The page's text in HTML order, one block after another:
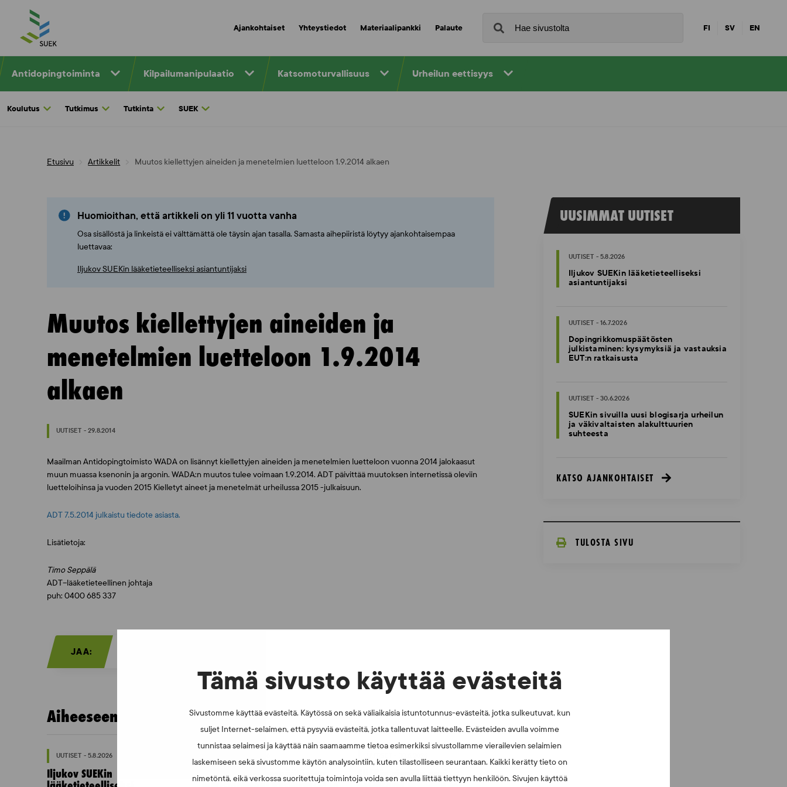
Tämä sivusto käyttää evästeitä
Sivustomme käyttää evästeitä. Käytössä on sekä väliaikaisia istuntotunnus-evästeitä, jotka sulkeutuvat, kun
suljet Internet-selaimen, että pysyviä evästeitä, jotka tallentuvat laitteelle. Evästeiden avulla voimme
tunnistaa selaimesi ja käyttää näin saamaamme tietoa esimerkiksi sivustollamme vierailevien selaimien
laskemiseen sekä sivustomme käytön analysointiin, kuten tilastolliseen seurantaan. Kaikki kerätty tieto on
nimetöntä, eikä verkossa suoritettuja toimintoja voida sen avulla liittää tiettyyn henkilöön. Sivujen käyttöä
content
Ajankohtaiset Yhteystiedot Materiaalipankki Palaute FI SV EN
Antidopingtoiminta Kilpailumanipulaatio Katsomoturvallisuus Urheilun eettisyys
Koulutus Tutkimus Tutkinta SUEK
Etusivu Artikkelit Muutos kiellettyjen aineiden ja menetelmien luetteloon 1.9.2014 alkaen
Huomioithan, että artikkeli on yli 11 vuotta vanha
Osa sisällöstä ja linkeistä ei välttämättä ole täysin ajan tasalla. Samasta aihepiiristä löytyy ajankohtaisempaa
luettavaa:
Iljukov SUEKin lääketieteelliseksi asiantuntijaksi
Muutos kiellettyjen aineiden ja
menetelmien luetteloon 1.9.2014
alkaen
UUTISET - 29.8.2014
Maailman Antidopingtoimisto WADA on lisännyt kiellettyjen aineiden ja menetelmien luetteloon vuonna 2014 jalokaasut
muun muassa ksenonin ja argonin. WADA:n muutos tulee voimaan 1.9.2014. ADT päivittää muutoksen internetissä oleviin
luetteloihinsa ja vuoden 2015 Kielletyt aineet ja menetelmät urheilussa 2015 -julkaisuun.
ADT 7.5.2014 julkaistu tiedote asiasta.
Lisätietoja:
Timo Seppälä
ADT–lääketieteellinen johtaja
puh: 0400 685 337
JAA:
Aiheeseen liittyvää:
UUTISET - 5.8.2026
Iljukov SUEKin Dopingrikkomuspäätösten SUEKin sivuilla uusi
UUSIMMAT UUTISET
UUTISET - 5.8.2026
Iljukov SUEKin lääketieteelliseksi
asiantuntijaksi
UUTISET - 16.7.2026
Dopingrikkomuspäätösten
julkistaminen: kysymyksiä ja vastauksia
EUT:n ratkaisusta
UUTISET - 30.6.2026
SUEKin sivuilla uusi blogisarja urheilun
ja väkivaltaisten alakulttuurien
suhteesta
KATSO AJANKOHTAISET
TULOSTA SIVU